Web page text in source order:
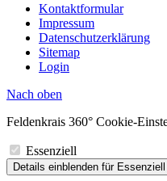
Kontaktformular
Impressum
Datenschutzerklärung
Sitemap
Login
Nach oben
Feldenkrais 360° Cookie-
Essenziell
Details einblenden für Essenziell